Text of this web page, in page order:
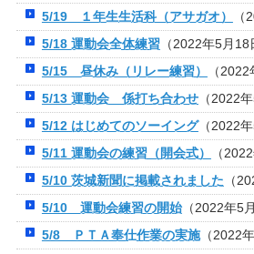
5/19 １年生生活科（アサガオ）
5/18 運動会全体練習（2022年5月18
5/15 昼休み（リレー練習）
（
5/13 運動会 係打ち合わせ（2022年
5/12 はじめてのソーイング（2022年
5/11 運動会の練習（開会式）
（
5/10 茨城新聞に掲載されました （
5/10 運動会練習の開始（2022年5
5/8 ＰＴＡ奉仕作業の実施（2022